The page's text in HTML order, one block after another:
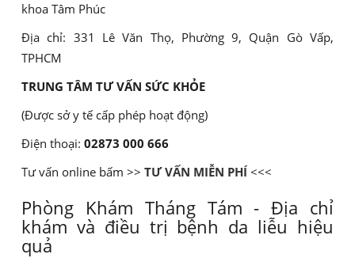
khoa Tâm Phúc
Địa chỉ: 331 Lê Văn Thọ, Phường 9, Quận Gò Vấp,
TPHCM
TRUNG TÂM TƯ VẤN SỨC KHỎE
(Được sở y tế cấp phép hoạt động)
Điện thoại: 02873 000 666
Tư vấn online bấm >> TƯ VẤN MIỄN PHÍ <<<
Phòng Khám Tháng Tám - Địa chỉ
khám và điều trị bệnh da liễu hiệu
quả